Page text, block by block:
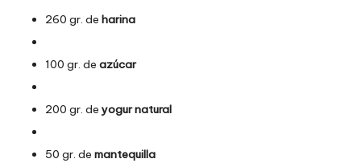
260 gr. de harina
100 gr. de azúcar
200 gr. de yogur natural
50 gr. de mantequilla